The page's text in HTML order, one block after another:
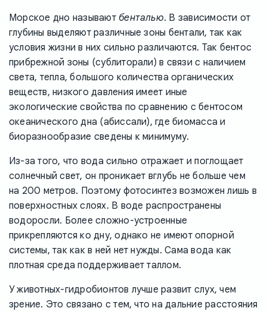
Морское дно называют бенталью. В зависимости от
глубины выделяют различные зоны бентали, так как
условия жизни в них сильно различаются. Так бентос
прибрежной зоны (сублиторали) в связи с наличием
света, тепла, большого количества органических
веществ, низкого давления имеет иные
экологические свойства по сравнению с бентосом
океанического дна (абиссали), где биомасса и
биоразнообразие сведены к минимуму.
Из-за того, что вода сильно отражает и поглощает
солнечный свет, он проникает вглубь не больше чем
на 200 метров. Поэтому фотосинтез возможен лишь в
поверхностных слоях. В воде распространены
водоросли. Более сложно-устроенные
прикрепляются ко дну, однако не имеют опорной
системы, так как в ней нет нужды. Сама вода как
плотная среда поддерживает таллом.
У животных-гидробионтов лучше развит слух, чем
зрение. Это связано с тем, что на дальние расстояния